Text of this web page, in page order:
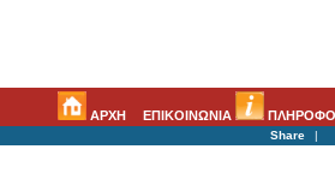
ΑΡΧΗ ΕΠΙΚΟΙΝΩΝΙΑ
Share |